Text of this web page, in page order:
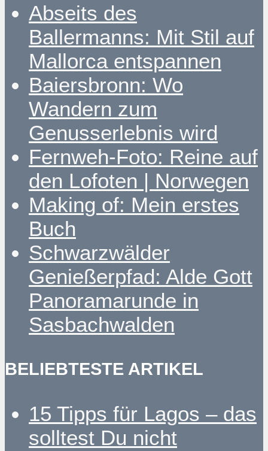
Abseits des
Ballermanns: Mit Stil auf
Mallorca entspannen
Baiersbronn: Wo
Wandern zum
Genusserlebnis wird
Fernweh-Foto: Reine auf
den Lofoten | Norwegen
Making of: Mein erstes
Buch
Schwarzwälder
Genießerpfad: Alde Gott
Panoramarunde in
Sasbachwalden
BELIEBTESTE ARTIKEL
15 Tipps für Lagos – das
solltest Du nicht